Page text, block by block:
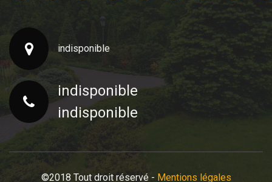
indisponible
indisponible
indisponible
©2018 Tout droit réservé - Mentions légales